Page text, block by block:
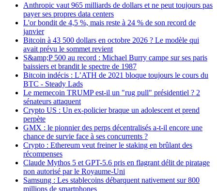
Anthropic vaut 965 milliards de dollars et ne peut toujours pas
payer ses propres data centers
L'or bondit de 4,5 %, mais reste à 24 % de son record de
janvier
Bitcoin à 43 500 dollars en octobre 2026 ? Le modèle qui
avait prévu le sommet revient
S&amp;P 500 au record : Michael Burry campe sur ses paris
baissiers et brandit le spectre de 1987
Bitcoin indécis : L’ATH de 2021 bloque toujours le cours du
BTC - Steady Lads
Le memecoin TRUMP est-il un "rug pull" présidentiel ? 2
sénateurs attaquent
Crypto US : Un ex-policier braque un adolescent et prend
perpète
GMX : le pionnier des perps décentralisés a-t-il encore une
chance de survie face à ses concurrents ?
Crypto : Ethereum veut freiner le staking en brûlant des
récompenses
Claude Mythos 5 et GPT-5.6 pris en flagrant délit de piratage
non autorisé par le Royaume-Uni
Samsung : Les stablecoins débarquent nativement sur 800
millions de smartphones